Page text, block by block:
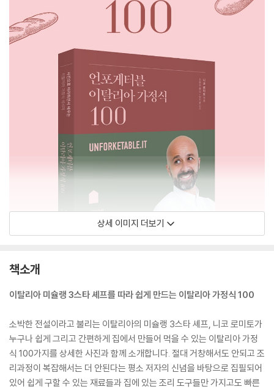
상세 이미지 더보기
책소개
이탈리아 미슐랭 3스타 셰프를 따라 쉽게 만드는 이탈리아 가정식 100
소박한 전설이라고 불리는 이탈리아의 미슐랭 3스타 셰프, 니코 로미토가
누구나 쉽게 그리고 간편하게 집에서 만들어 먹을 수 있는 이탈리아 가정
식 100가지를 상세한 사진과 함께 소개합니다. 절대 거창해서도 안되고 조
리과정이 복잡해서는 더 안된다는 평소 저자의 신념을 바탕으로 집필되어
있어 쉽게 구할 수 있는 재료들과 집에 있는 조리 도구들만 가지고도 빠른